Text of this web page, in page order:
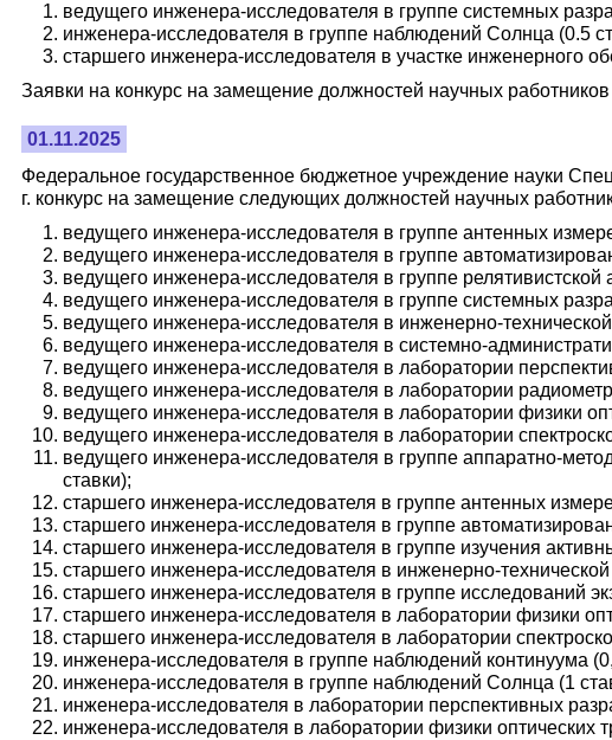
ведущего инженера-исследователя в группе системных
инженера-исследователя в группе наблюдений Солнца (0.5
старшего инженера-исследователя в участке инженерного
Заявки на конкурс на замещение должностей научных
01.11.2025
Федеральное государственное бюджетное учреждение науки
г. конкурс на замещение следующих должностей научных
ведущего инженера-исследователя в группе антенных
ведущего инженера-исследователя в группе
ведущего инженера-исследователя в группе релятивистской
ведущего инженера-исследователя в группе системных
ведущего инженера-исследователя в инженерно-
ведущего инженера-исследователя в системно-
ведущего инженера-исследователя в лаборатории
ведущего инженера-исследователя в лаборатории
ведущего инженера-исследователя в лаборатории физики
ведущего инженера-исследователя в лаборатории
ведущего инженера-исследователя в группе аппаратно-
ставки);
старшего инженера-исследователя в группе антенных
старшего инженера-исследователя в группе
старшего инженера-исследователя в группе изучения
старшего инженера-исследователя в инженерно-
старшего инженера-исследователя в группе исследований
старшего инженера-исследователя в лаборатории физики
старшего инженера-исследователя в лаборатории
инженера-исследователя в группе наблюдений континуума
инженера-исследователя в группе наблюдений Солнца (1
инженера-исследователя в лаборатории перспективных
инженера-исследователя в лаборатории физики оптических